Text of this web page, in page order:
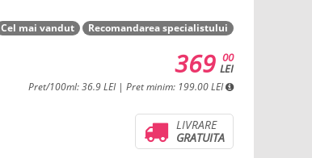
Cel mai vandut Recomandarea specialistului
00
LEI
369
Pret/100ml: 36.9 LEI | Pret minim: 199.00 LEI
LIVRARE
GRATUITA